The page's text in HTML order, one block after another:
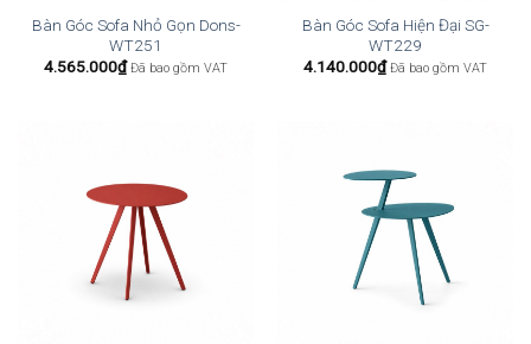
Bàn Góc Sofa Nhỏ Gọn Dons-
WT251
4.565.000₫ Đã bao gồm VAT
Bàn Góc Sofa Hiện Đại SG-
WT229
4.140.000₫ Đã bao gồm VAT